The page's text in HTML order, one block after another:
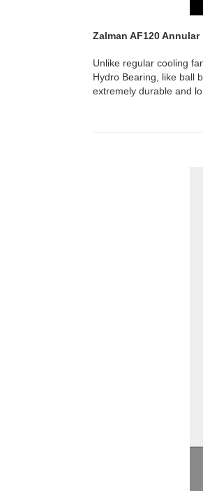
Zalman AF120 Annular
Unlike regular cooling
Hydro Bearing, like ball
extremely durable and